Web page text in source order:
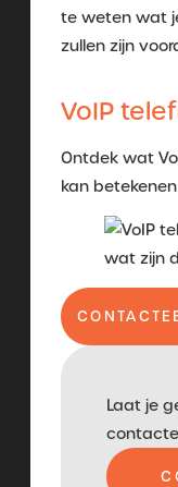
te weten wat
zullen zijn
VoIP
Ontdek wat
kan
Laat je